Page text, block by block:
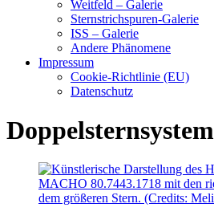
Weitfeld – Galerie
Sternstrichspuren-Galerie
ISS – Galerie
Andere Phänomene
Impressum
Cookie-Richtlinie (EU)
Datenschutz
Doppelsternsystem